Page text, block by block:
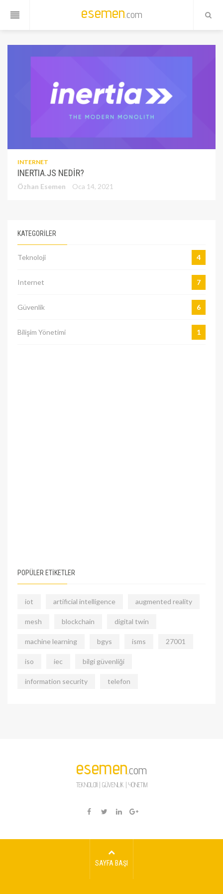
reorder esemen.com
INTERNET
INERTIA.JS NEDIR?
Özhan Esemen Oca 14, 2021
KATEGORILER
Teknoloji 4
Internet 7
Güvenlik 6
Bilişim Yönetimi 1
POPÜLER ETİKETLER
iot artificial intelligence augmented reality
mesh blockchain digital twin
machine learning bgys isms 27001
iso iec bilgi güvenliği
information security telefon
esemen.com
TEKNOLOJİ | GÜVENLİK | YÖNETİM
SAYFA BAŞI